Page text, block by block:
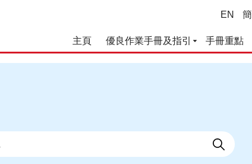
EN 簡
主頁 優良作業手冊及指引 手冊重點